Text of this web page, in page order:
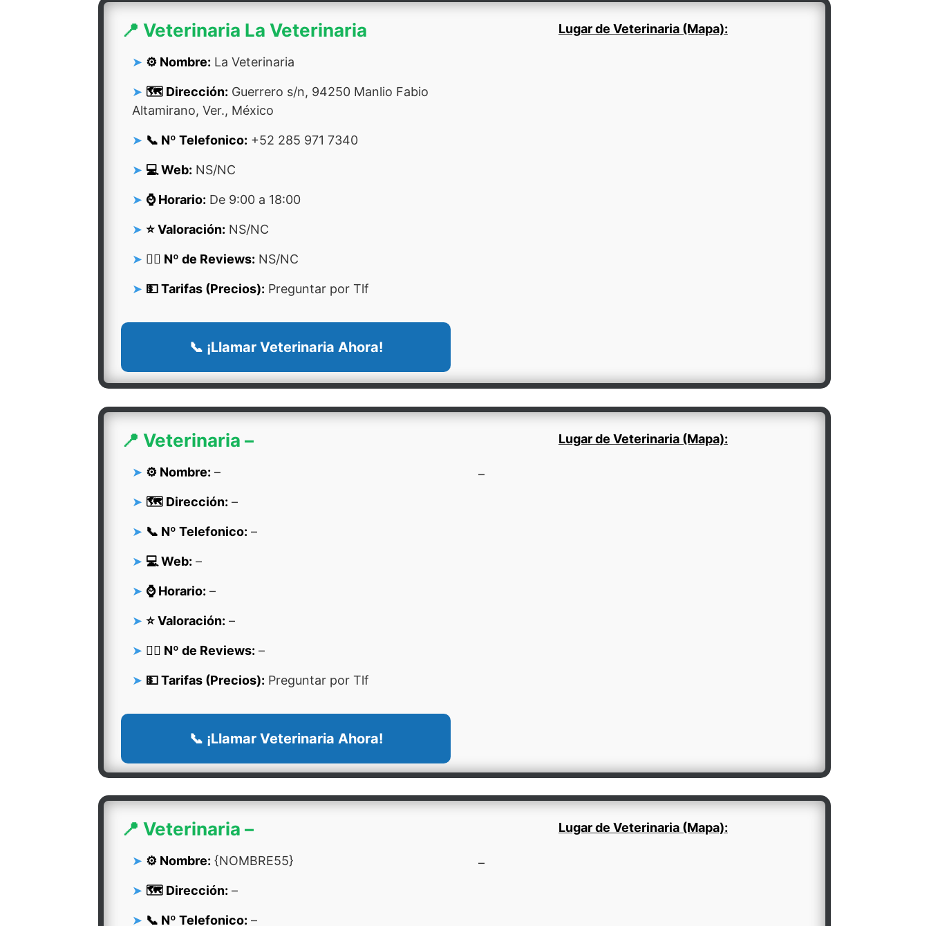
📍 Veterinaria La Veterinaria
⚙️ Nombre: La Veterinaria
🗺️ Dirección: Guerrero s/n, 94250 Manlio Fabio
Altamirano, Ver., México
📞 Nº Telefonico: +52 285 971 7340
💻 Web: NS/NC
⌚ Horario: De 9:00 a 18:00
⭐ Valoración: NS/NC
👍🏻 Nº de Reviews: NS/NC
💵 Tarifas (Precios): Preguntar por Tlf
📞 ¡Llamar Veterinaria Ahora!
Lugar de Veterinaria (Mapa):
📍 Veterinaria –
⚙️ Nombre: –
🗺️ Dirección: –
📞 Nº Telefonico: –
💻 Web: –
⌚ Horario: –
⭐ Valoración: –
👍🏻 Nº de Reviews: –
💵 Tarifas (Precios): Preguntar por Tlf
📞 ¡Llamar Veterinaria Ahora!
Lugar de Veterinaria (Mapa):
–
📍 Veterinaria –
⚙️ Nombre: {NOMBRE55}
🗺️ Dirección: –
📞 Nº Telefonico: –
Lugar de Veterinaria (Mapa):
–